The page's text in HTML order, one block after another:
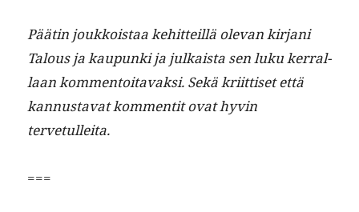
Päätin joukkois­taa kehit­teil­lä ole­van kir­jani
Talous ja kaupun­ki ja julka­ista sen luku ker­ral­
laan kom­men­toitavak­si. Sekä kri­it­tiset että
kan­nus­ta­vat kom­men­tit ovat hyvin
tervetulleita.
===